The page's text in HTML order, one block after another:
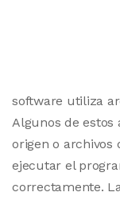
software utiliza
Algunos de estos
origen o archivos
ejecutar el
correctamente.